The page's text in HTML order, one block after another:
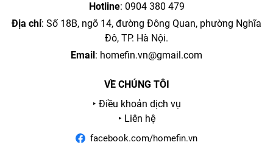
Hotline: 0904 380 479
Địa chỉ: Số 18B, ngõ 14, đường Đông Quan, phường Nghĩa
Đô, TP. Hà Nội.
Email: homefin.vn@gmail.com
VỀ CHÚNG TÔI
‣ Điều khoản dịch vụ
‣ Liên hệ
facebook.com/homefin.vn